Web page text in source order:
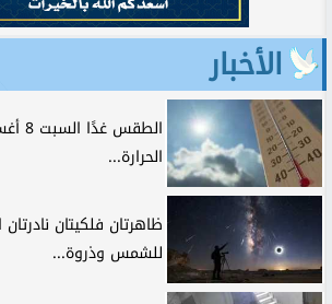
الأخبار
الحرارة...
ظاهرتان فلكيتان
للشمس وذروة...